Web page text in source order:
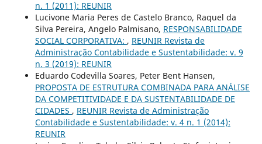
n. 1 (2011): REUNIR
Lucivone Maria Peres de Castelo Branco, Raquel da
Silva Pereira, Angelo Palmisano, RESPONSABILIDADE
SOCIAL CORPORATIVA: , REUNIR Revista de
Administração Contabilidade e Sustentabilidade: v. 9
n. 3 (2019): REUNIR
Eduardo Codevilla Soares, Peter Bent Hansen,
PROPOSTA DE ESTRUTURA COMBINADA PARA ANÁLISE
DA COMPETITIVIDADE E DA SUSTENTABILIDADE DE
CIDADES , REUNIR Revista de Administração
Contabilidade e Sustentabilidade: v. 4 n. 1 (2014):
REUNIR